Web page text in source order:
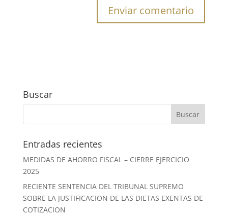
Buscar
Entradas recientes
MEDIDAS DE AHORRO FISCAL – CIERRE EJERCICIO
2025
RECIENTE SENTENCIA DEL TRIBUNAL SUPREMO
SOBRE LA JUSTIFICACION DE LAS DIETAS EXENTAS DE
COTIZACION